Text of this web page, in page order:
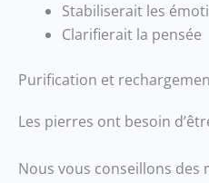
Stabiliserait les
Clarifierait la pensée
Purification et
Les pierres ont besoin
Nous vous conseillons des